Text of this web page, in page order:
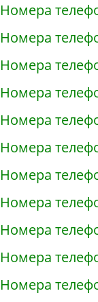
Номера
Номера
Номера
Номера
Номера
Номера
Номера
Номера
Номера
Номера
Номера